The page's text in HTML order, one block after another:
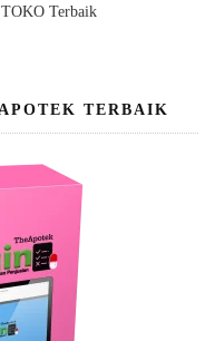
Terbaik
TERBAIK